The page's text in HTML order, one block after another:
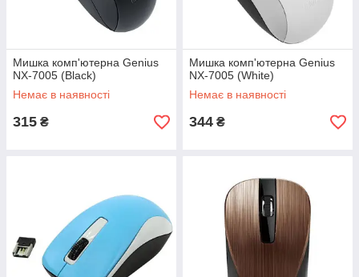
Мишка комп'ютерна Genius
NX-7005 (Black)
Немає в наявності
315 ₴
Мишка комп'ютерна Genius
NX-7005 (White)
Немає в наявності
344 ₴